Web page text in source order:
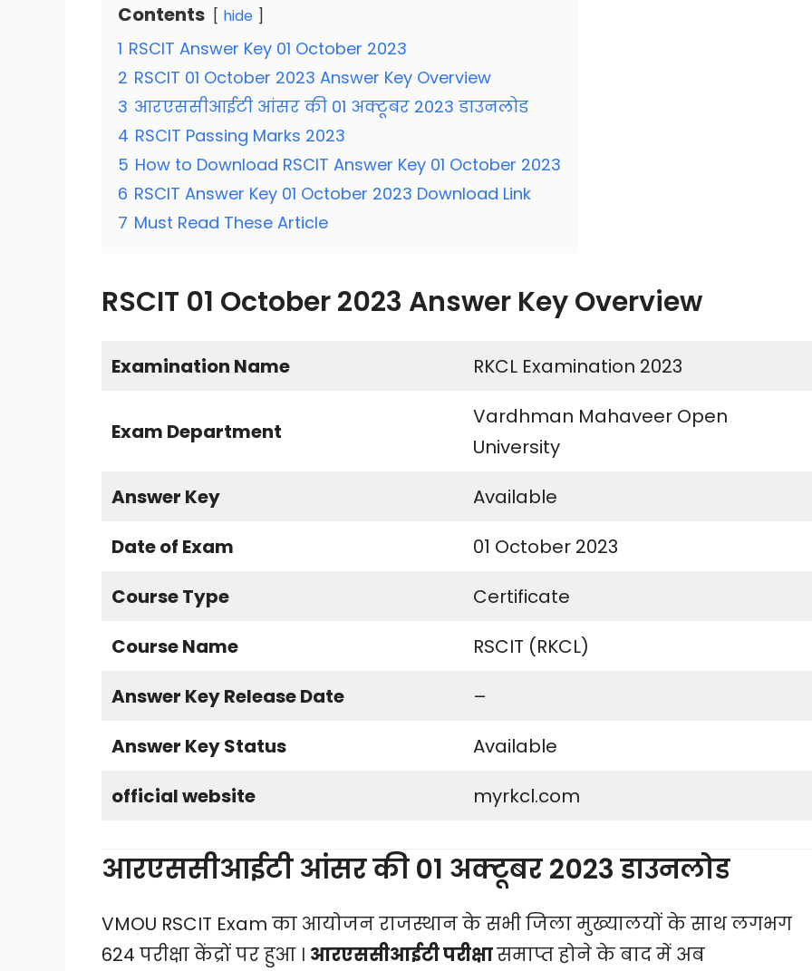
Contents hide
1 RSCIT Answer Key 01 October 2023
2 RSCIT 01 October 2023 Answer Key Overview
3 आरएससीआईटी आंसर की 01 अक्टूबर 2023 डाउनलोड
4 RSCIT Passing Marks 2023
5 How to Download RSCIT Answer Key 01 October 2023
6 RSCIT Answer Key 01 October 2023 Download Link
7 Must Read These Article
RSCIT 01 October 2023 Answer Key Overview
Examination Name RKCL Examination 2023
Exam Department
Vardhman Mahaveer Open
University
Answer Key
Available
Date of Exam
01 October 2023
Course Type
Certificate
Course Name
RSCIT (RKCL)
Answer Key Release Date
–
Answer Key Status
Available
official website
myrkcl.com
आरएससीआईटी आंसर की 01 अक्टूबर 2023 डाउनलोड
VMOU RSCIT Exam का आयोजन राजस्थान के सभी जिला मुख्यालयों के साथ लगभग
624 परीक्षा केंद्रों पर हुआ । आरएससीआईटी परीक्षासमाप्त होने के बाद में अब